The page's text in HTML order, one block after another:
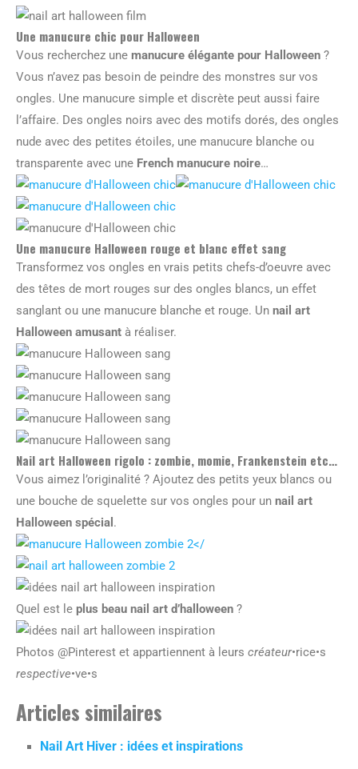
Une manucure chic pour Halloween
Vous recherchez une manucure élégante pour Halloween ?
Vous n’avez pas besoin de peindre des monstres sur vos
ongles. Une manucure simple et discrète peut aussi faire
l’affaire. Des ongles noirs avec des motifs dorés, des ongles
nude avec des petites étoiles, une manucure blanche ou
transparente avec une French manucure noire…
Une manucure Halloween rouge et blanc effet sang
Transformez vos ongles en vrais petits chefs-d’oeuvre avec
des têtes de mort rouges sur des ongles blancs, un effet
sanglant ou une manucure blanche et rouge. Un nail art
Halloween amusant à réaliser.
Nail art Halloween rigolo : zombie, momie, Frankenstein etc…
Vous aimez l’originalité ? Ajoutez des petits yeux blancs ou
une bouche de squelette sur vos ongles pour un nail art
Halloween spécial .
</
Quel est le plus beau nail art d’halloween ?
Photos @Pinterest et appartiennent à leurs créateur•rice•s
respective•ve•s
Articles similaires
Nail Art Hiver : idées et inspirations